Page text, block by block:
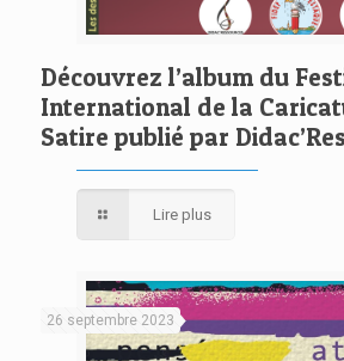
Découvrez l’album du
International de la
Satire publié par
Lire plus
26 septembre 2023